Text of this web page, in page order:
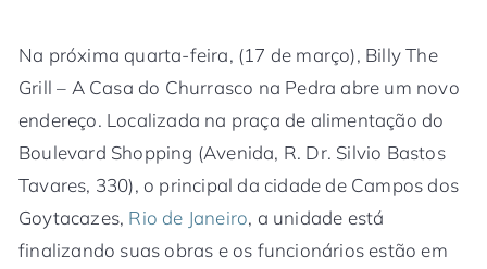
Na próxima quarta-feira, (17 de março), Billy The
Grill – A Casa do Churrasco na Pedra abre um novo
endereço. Localizada na praça de alimentação do
Boulevard Shopping (Avenida, R. Dr. Silvio Bastos
Tavares, 330), o principal da cidade de Campos dos
Goytacazes, Rio de Janeiro, a unidade está
finalizando suas obras e os funcionários estão em